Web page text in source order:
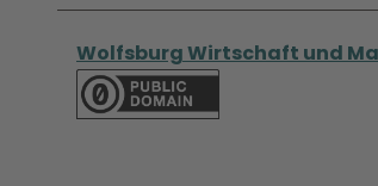
Wolfsburg Wirtschaft und